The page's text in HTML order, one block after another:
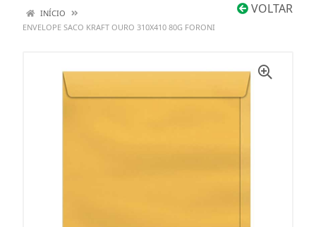
VOLTAR
INÍCIO
ENVELOPE SACO KRAFT OURO 310X410 80G FORONI